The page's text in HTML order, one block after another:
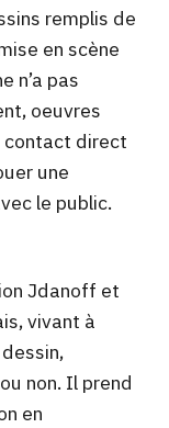
remplis de
en scène
n’a pas
oeuvres
contact direct
une
le public.
Jdanoff et
vivant à
non. Il prend
en